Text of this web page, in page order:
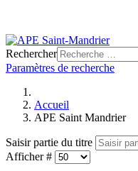
Rechercher
Paramètres de recherche
Accueil
APE Saint Mandrier
Saisir partie du titre
Afficher #